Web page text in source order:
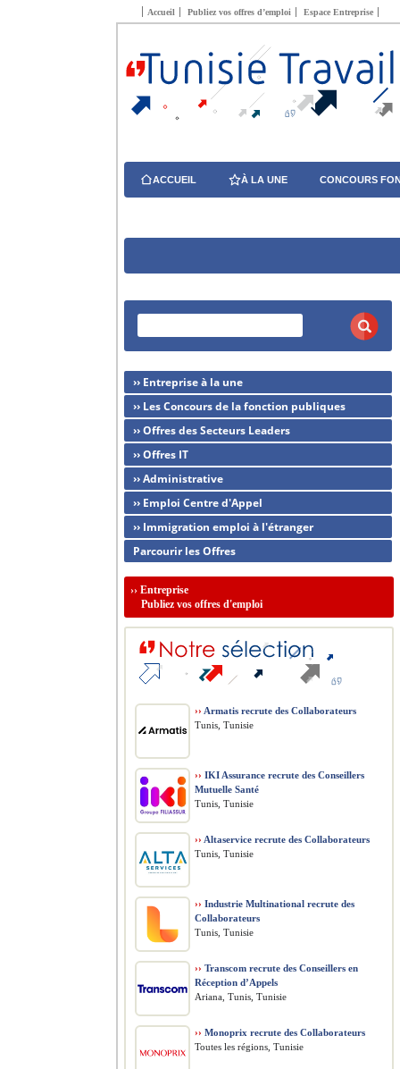
Accueil Publiez vos offres d’emploi Espace Entreprise
ACCUEIL À LA UNE CONCOURS
›› Entreprise à la une
›› Les Concours de la fonction publiques
›› Offres des Secteurs Leaders
›› Offres IT
›› Administrative
›› Emploi Centre d'Appel
›› Immigration emploi à l'étranger
Parcourir les Offres
›› Entreprise
Publiez vos offres d'emploi
›› Armatis recrute des Collaborateurs
Tunis, Tunisie
›› IKI Assurance recrute des Conseillers
Mutuelle Santé
Tunis, Tunisie
›› Altaservice recrute des Collaborateurs
Tunis, Tunisie
›› Industrie Multinational recrute des
Collaborateurs
Tunis, Tunisie
›› Transcom recrute des Conseillers en
Réception d’Appels
Ariana, Tunis, Tunisie
›› Monoprix recrute des Collaborateurs
Toutes les régions, Tunisie